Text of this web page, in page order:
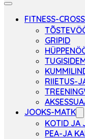
FITNESS-
GRIPID
RIIETUS-
JOOKS-MATK
KOTID JA
PEA-JA